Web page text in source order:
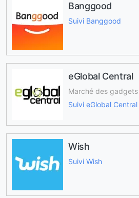
Banggood
Suivi Banggood
eGlobal Central
Marché des gadgets
Suivi eGlobal Central
Wish
Suivi Wish